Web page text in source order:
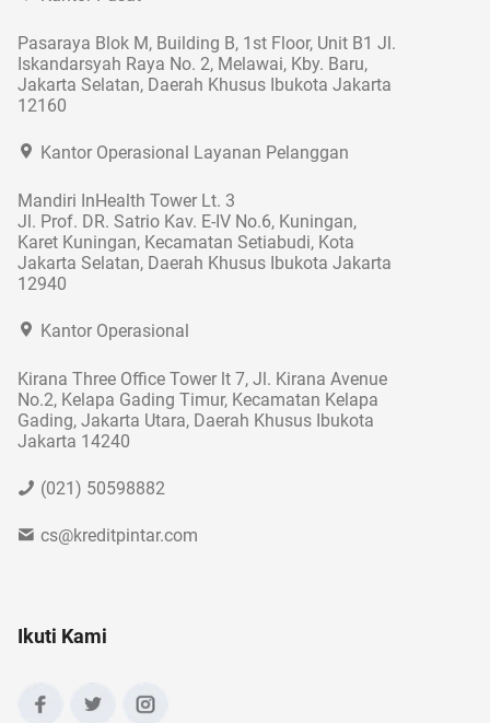
Pasaraya Blok M, Building B, 1st Floor, Unit B1 Jl.
Iskandarsyah Raya No. 2, Melawai, Kby. Baru,
Jakarta Selatan, Daerah Khusus Ibukota Jakarta
12160
Kantor Operasional Layanan Pelanggan
Mandiri InHealth Tower Lt. 3
Jl. Prof. DR. Satrio Kav. E-IV No.6, Kuningan,
Karet Kuningan, Kecamatan Setiabudi, Kota
Jakarta Selatan, Daerah Khusus Ibukota Jakarta
12940
Kantor Operasional
Kirana Three Office Tower lt 7, Jl. Kirana Avenue
No.2, Kelapa Gading Timur, Kecamatan Kelapa
Gading, Jakarta Utara, Daerah Khusus Ibukota
Jakarta 14240
(021) 50598882
cs@kreditpintar.com
Ikuti Kami